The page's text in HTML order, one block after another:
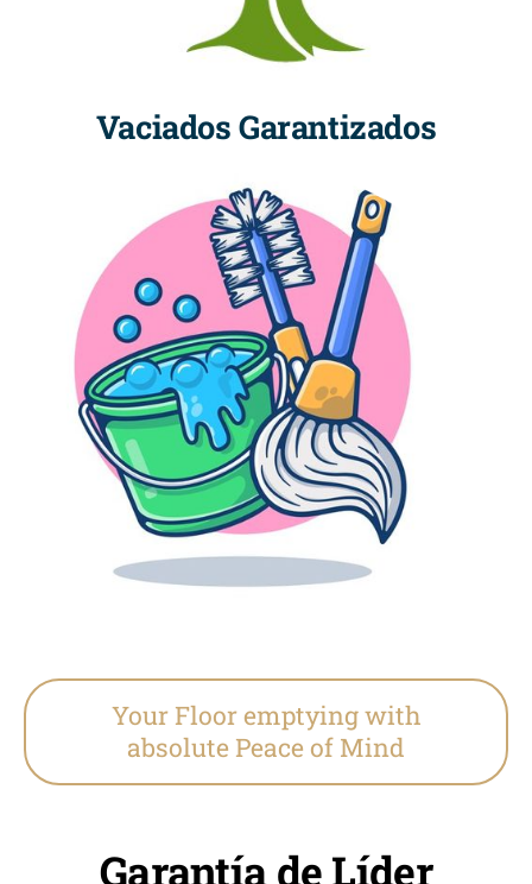
Vaciados Garantizados
Your Floor emptying with
absolute Peace of Mind
Garantía de Líder